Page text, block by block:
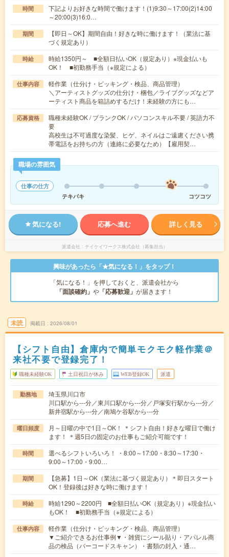
時間
下記よりお好きな時間で働けます！(1)9:30～17:00(2)14:00
～20:00(3)16:0…
期間
【即日～OK】期間自由！好きな時に働けます！（業法に基
づく規定あり）
時給
時給1350円～ ■全額日払いOK（規定あり）※現金払いも
OK！ ■初勤務手当（※規定による）
仕事内容
軽作業（仕分け・ピッキング・検品、商品管理）
＼アーティストグッズの仕分け・梱包／ライブグッズなどア
ーティスト商品を箱詰めするだけ！未経験の方にも…
応募資格
職種未経験OK / ブランクOK / パソコンスキル不要 / 英語力不
要
高校生は不可過度な染髪、ヒゲ、ネイルはご遠慮ください携
帯電話をお持ちの方（連絡に必要なため）【雇用契…
職場の雰囲気
仕事の仕方
テキパキ
コツコツ
気になる! 応募へ進む 詳しく見る
派遣会社 テイケイワークス株式会社（募集担当）
興味があったら「★気になる！」をタップ！
「気になる！」を押しておくと、派遣会社から
「面談確約」 や 「応募歓迎」 が届きます！
未読 掲載日 2026/08/01
【シフト自由】倉庫内で簡単モクモク軽作業＠
来社不要で登録完了！
職種未経験OK 土日祝日が休み WEB登録OK 派遣
勤務地
埼玉県川口市
川口駅から---分／東川口駅から---分／戸塚安行駅から---分／
新井宿駅から---分／南鳩ケ谷駅から---分
曜日頻度
月～日曜の中で1日～OK！ ＊シフト自由！好きな曜日で働け
ます！ ＊週5日の固定のお仕事もご紹介可能です！
時間
選べるシフトいろいろ！ ・8:00～17:00・8:30～17:30・
9:00～17:00・9:00…
期間
【急募】1日～OK（業法に基づく規定あり）＊即日スタート
OK！登録後は好きな時に働けます！
時給
時給1290～2200円 ■全額日払いOK（規定あり）※現金払い
もOK！ ■初勤務手当（※規定による）
仕事内容
軽作業（仕分け・ピッキング・検品、商品管理）
▼ご紹介できるお仕事例▼・雑貨にシール貼り・アパレル商
品の検品（バーコードスキャン）・書類の封入・通…